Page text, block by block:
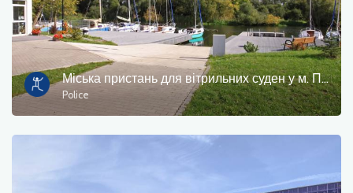
Міська пристань для вітрильних суден у м. Полиці
Police